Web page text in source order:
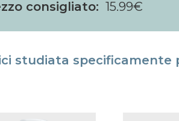
consigliato: 15.99€
studiata specificamente